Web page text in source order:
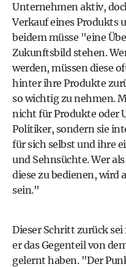
Unternehmen aktiv,
Verkauf eines Produkts
beidem müsse "eine
Zukunftsbild stehen.
werden, müssen diese
hinter ihre Produkte
so wichtig zu nehmen.
nicht für Produkte oder
Politiker, sondern sie
für sich selbst und ihre
und Sehnsüchte. Wer
diese zu bedienen, wird
sein."
Dieser Schritt zurück
er das Gegenteil von
gelernt haben. "Der